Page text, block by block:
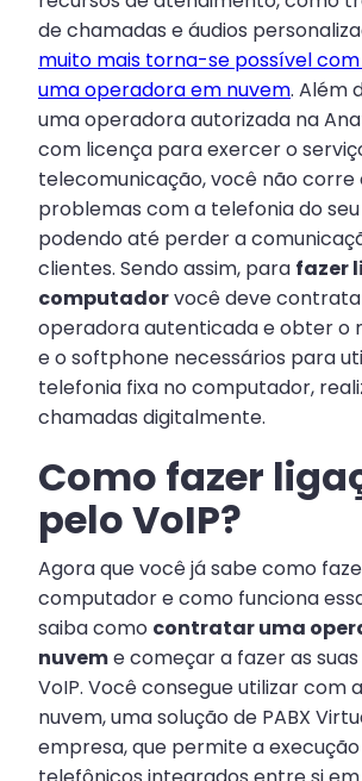
de chamadas e áudios
muito mais torna-se possível
uma operadora em nuvem. Além
uma operadora autorizada na
com licença para exercer o
telecomunicação, você não corre
problemas com a telefonia do
podendo até perder a
clientes. Sendo assim, para fazer
computadorvocê deve
operadora autenticada e obter o
e o softphone necessários para
telefonia fixa no computador,
chamadas digitalmente.
Como fazer
pelo VoIP?
Agora que você já sabe como
computador e como funciona
saiba como contratar uma
nuveme começar a fazer as
VoIP. Você consegue utilizar com
nuvem, uma solução de PABX
empresa, que permite a